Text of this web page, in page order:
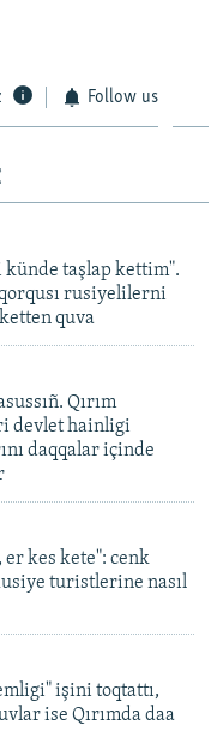
Follow us
künde taşlap kettim".
rusiyelilerni
quva
Qırım
devlet hainligi
daqqalar içinde
er kes kete": cenk
turistlerine nasıl
işini toqtattı,
ise Qırımda daa